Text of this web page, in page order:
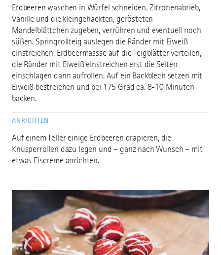
Erdbeeren waschen in Würfel schneiden. Zitronenabrieb,
Vanille und die kleingehackten, gerösteten
Mandelblättchen zugeben, verrühren und eventuell noch
süßen. Springrollteig auslegen die Ränder mit Eiweiß
einstreichen, Erdbeermassse auf die Teigblätter verteilen,
die Ränder mit Eiweiß einstreichen erst die Seiten
einschlagen dann aufrollen. Auf ein Backblech setzen mit
Eiweiß bestreichen und bei 175 Grad ca. 8-10 Minuten
backen.
ANRICHTEN
Auf einem Teller einige Erdbeeren drapieren, die
Knusperrollen dazu legen und – ganz nach Wunsch – mit
etwas Eiscreme anrichten.